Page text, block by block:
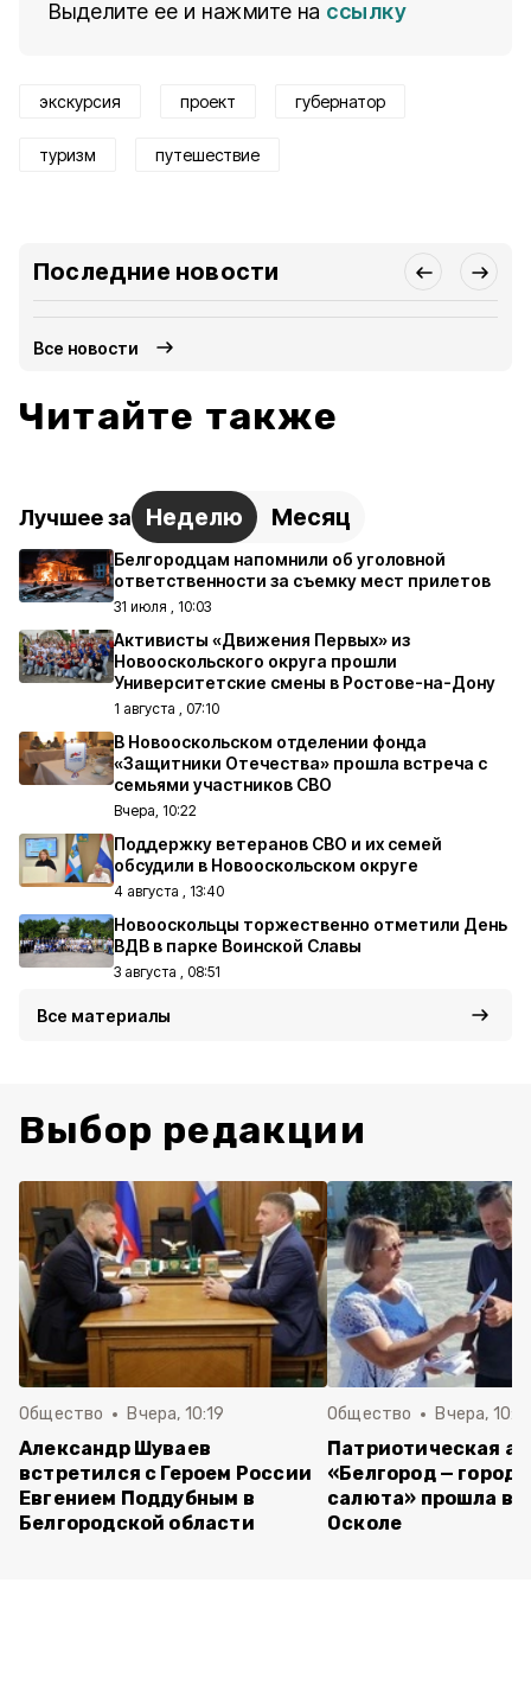
Выделите ее и нажмите на ссылку
экскурсия проект губернатор
туризм путешествие
Последние новости
Все новости
Читайте также
Лучшее за Неделю Месяц
Белгородцам напомнили об уголовной
ответственности за съемку мест прилетов
31 июля , 10:03
Активисты «Движения Первых» из
Новооскольского округа прошли
Университетские смены в Ростове-на-Дону
1 августа , 07:10
В Новооскольском отделении фонда
«Защитники Отечества» прошла встреча с
семьями участников СВО
Вчера, 10:22
Поддержку ветеранов СВО и их семей
обсудили в Новооскольском округе
4 августа , 13:40
Новооскольцы торжественно отметили День
ВДВ в парке Воинской Славы
3 августа , 08:51
Все материалы
Выбор редакции
Общество Вчера, 10:19
Александр Шуваев
встретился с Героем России
Евгением Поддубным в
Белгородской области
Общество Вчера,
Патриотическая
«Белгород — город
салюта» прошла в
Осколе